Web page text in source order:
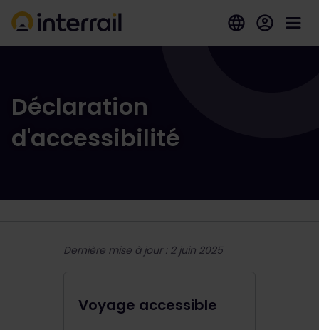
Déclaration
d'accessibilité
Dernière mise à jour : 2 juin 2025
Voyage accessible